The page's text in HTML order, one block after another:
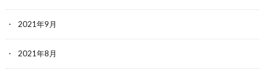
2021年9月
2021年8月